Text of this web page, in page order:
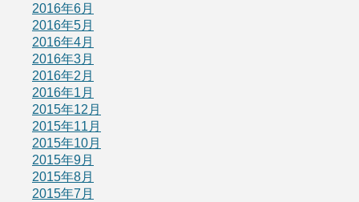
2016年6月
2016年5月
2016年4月
2016年3月
2016年2月
2016年1月
2015年12月
2015年11月
2015年10月
2015年9月
2015年8月
2015年7月